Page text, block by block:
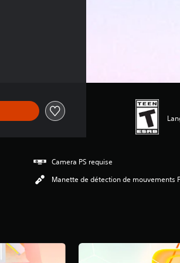
Camera PS requise
Manette de détection de mouvements